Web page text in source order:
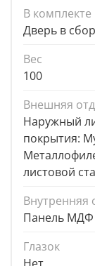
В комплекте
Дверь в
Вес
100
Внешняя
Наружный
покрытия:
листовой
Внутренняя
Панель
Глазок